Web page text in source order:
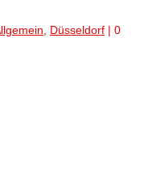
Düsseldorf | 0